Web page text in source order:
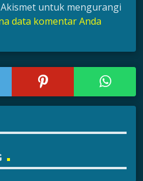
untuk mengurangi
data komentar Anda